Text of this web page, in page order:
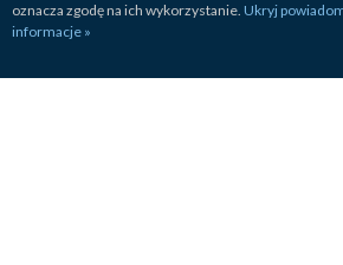
oznacza zgodę na ich wykorzystanie. Ukryj
informacje »